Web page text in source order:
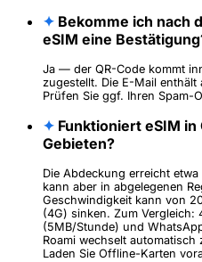
✦ Bekomme ich nach
eSIM eine
Ja — der QR-Code kommt
zugestellt. Die E-Mail
Prüfen Sie ggf. Ihren Spam-
✦ Funktioniert eSIM in
Gebieten?
Die Abdeckung erreicht
kann aber in abgelegenen
Geschwindigkeit kann von
(4G) sinken. Zum Vergleich:
(5MB/Stunde) und
Roami wechselt
Laden Sie Offline-Karten